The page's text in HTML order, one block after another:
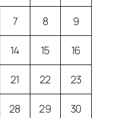
7 8 9
14 15 16
21 22 23
28 29 30